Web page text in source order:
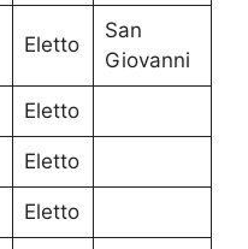
Eletto
San
Giovanni
Eletto
Eletto
Eletto